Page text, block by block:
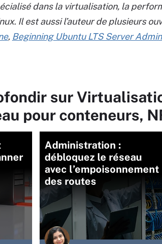
dans la virtualisation, la
Il est aussi l’auteur de plusieurs
, Beginning Ubuntu LTS Server
sur
pour conteneurs,
Administration :
débloquez le réseau
avec l’empoisonnement
des routes